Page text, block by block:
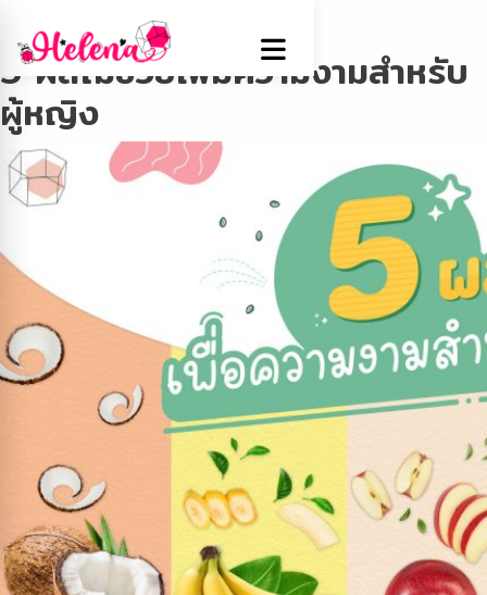
Tag:Howto
5 ผลไม้ช่วยเพิ่มความงามสำหรับ
ผู้หญิง